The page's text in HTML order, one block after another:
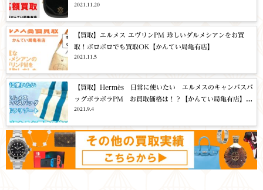
い局亀有店】葛飾区・足立区・江戸川区・荒川区・墨田区・
2021.11.20
【買取】エルメス エヴリンPM 珍しいダルメシアンをお買
取！ボロボロでも買取OK【かんてい局亀有店】
2021.11.5
【買取】Hermès 日常に使いたい エルメスのキャンバスバ
ッグボラボラPM お買取価格は！？【かんてい局亀有店】葛
飾区・足立区・江戸川区・荒川区・墨田区・松戸市・市川
2021.9.4